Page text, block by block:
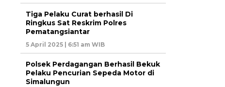
Tiga Pelaku Curat berhasil Di
Ringkus Sat Reskrim Polres
Pematangsiantar
5 April 2025 | 6:51 am WIB
Polsek Perdagangan Berhasil Bekuk
Pelaku Pencurian Sepeda Motor di
Simalungun